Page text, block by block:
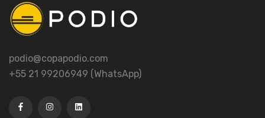
podio@copapodio.com
+55 21 99206949 (WhatsApp)